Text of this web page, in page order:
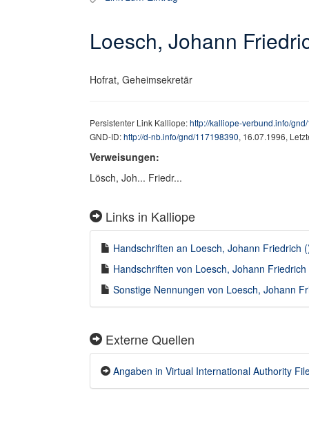
Loesch, Johann
Hofrat, Geheimsekretär
Persistenter Link Kalliope:http://kalliope-verbund.info/
GND-ID:http://d-nb.info/gnd/117198390, 16.07.1996,
Verweisungen:
Lösch, Joh... Friedr...
Links in Kalliope
Handschriften an Loesch, Johann Friedrich
Handschriften von Loesch, Johann
Sonstige Nennungen von Loesch, Johann
Externe Quellen
Angaben in Virtual International Authority